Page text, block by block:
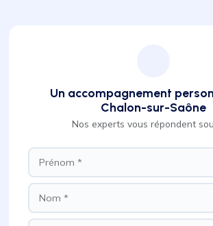
Un accompagnement
Chalon-sur-Saône
Nos experts vous répondent